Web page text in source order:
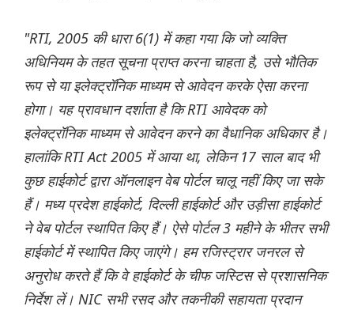
"RTI, 2005 की धारा 6(1) में कहा गया कि जो व्यक्ति
अधिनियम के तहत सूचना प्राप्त करना चाहता है, उसे भौतिक
रूप से या इलेक्ट्रॉनिक माध्यम से आवेदन करके ऐसा करना
होगा। यह प्रावधान दर्शाता है कि RTI आवेदक को
इलेक्ट्रॉनिक माध्यम से आवेदन करने का वैधानिक अधिकार है।
हालांकि RTI Act 2005 में आया था, लेकिन 17 साल बाद भी
कुछ हाईकोर्ट द्वारा ऑनलाइन वेब पोर्टल चालू नहीं किए जा सके
हैं। मध्य प्रदेश हाईकोर्ट, दिल्ली हाईकोर्ट और उड़ीसा हाईकोर्ट
ने वेब पोर्टल स्थापित किए हैं। ऐसे पोर्टल 3 महीने के भीतर सभी
हाईकोर्ट में स्थापित किए जाएंगे। हम रजिस्ट्रार जनरल से
अनुरोध करते हैं कि वे हाईकोर्ट के चीफ जस्टिस से प्रशासनिक
निर्देश लें। NIC सभी रसद और तकनीकी सहायता प्रदान